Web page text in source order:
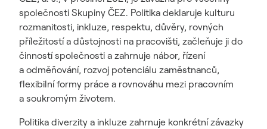
společnosti Skupiny ČEZ. Politika deklaruje kulturu
rozmanitosti, inkluze, respektu, důvěry, rovných
příležitostí a důstojnosti na pracovišti, začleňuje ji do
činností společnosti a zahrnuje nábor, řízení
a odměňování, rozvoj potenciálu zaměstnanců,
flexibilní formy práce a rovnováhu mezi pracovním
a soukromým životem.
Politika diverzity a inkluze zahrnuje konkrétní závazky